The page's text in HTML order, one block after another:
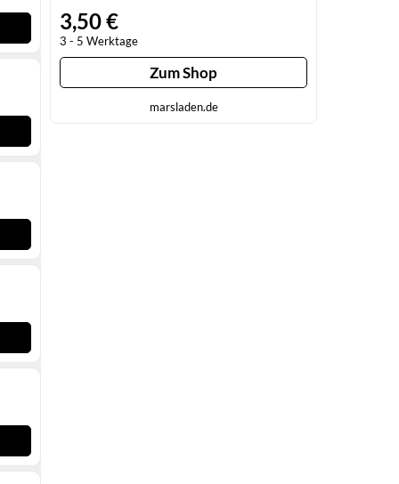
und Schulterband Doppelnaht an Ärmel und
Saum Eurofit, ohne Seitennähte
Heraustrennbares Etikett
3,50 €
3 - 5 Werktage
Zum Shop
marsladen.de